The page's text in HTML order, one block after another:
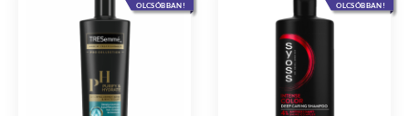
OLCSÓBBAN!
OLCSÓBBAN!